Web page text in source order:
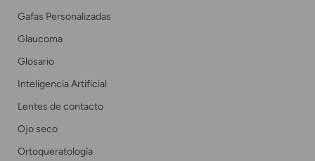
Gafas Personalizadas
Glaucoma
Glosario
Inteligencia Artificial
Lentes de contacto
Ojo seco
Ortoqueratología